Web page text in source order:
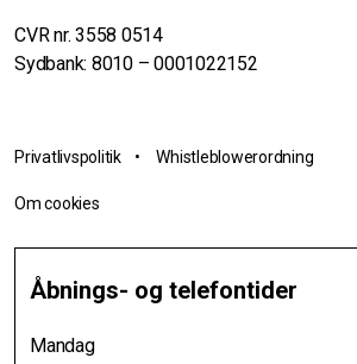
CVR nr. 3558 0514
Sydbank: 8010 – 0001022152
Privatlivspolitik•Whistleblowerordning
Om cookies
Åbnings- og telefontider
Mandag